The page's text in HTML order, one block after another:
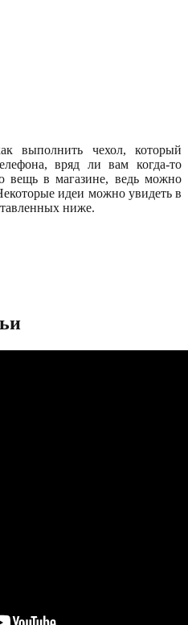
выполнить чехол, который
вряд ли вам когда-то
вещь в магазине, ведь можно
идеи можно увидеть в
ниже.